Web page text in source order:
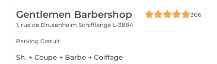
Gentlemen Barbershop
306
1, rue de Drusenheim Schifflange L-3884
Parking Gratuit
Sh. + Coupe + Barbe + Coiffage